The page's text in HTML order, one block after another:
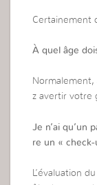
Certainement
À quel âge
z avertir votre
Je n’ai qu’un
re un « check-
L’évaluation